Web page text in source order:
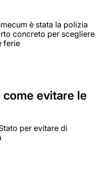
è stata la polizia
concreto per scegliere
ferie
evitare le
per evitare di